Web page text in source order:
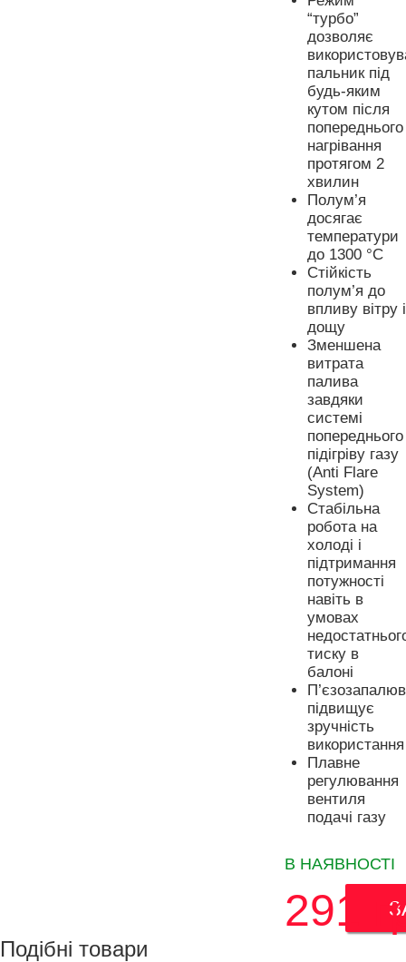
“турбо”
дозволяє
пальник під
будь-яким
кутом після
попереднього
нагрівання
протягом 2
хвилин
Полум’я
досягає
температури
до 1300 °C
Стійкість
полум’я до
впливу вітру і
дощу
Зменшена
витрата
палива
завдяки
системі
попереднього
підігріву газу
(Anti Flare
System)
Стабільна
робота на
холоді і
підтримання
потужності
навіть в
умовах
тиску в
балоні
підвищує
зручність
використання
Плавне
регулювання
вентиля
подачі газу
В НАЯВНОСТІ
291
Подібні товари